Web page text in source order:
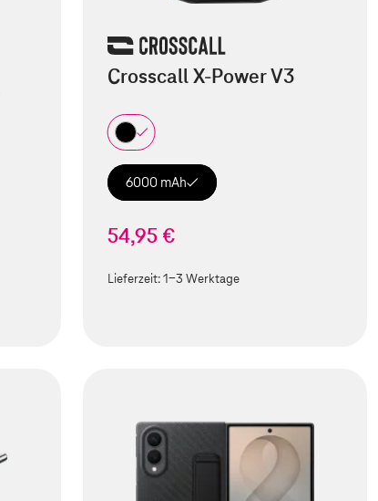
Crosscall X-Power V3
6000 mAh
54,95 €
Lieferzeit:1-3 Werktage